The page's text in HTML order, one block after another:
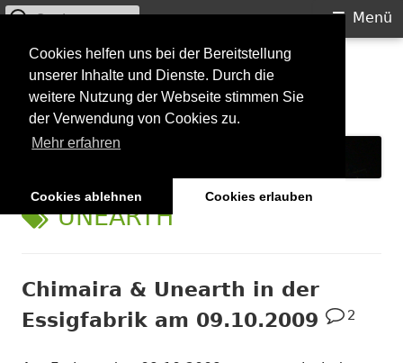
Cookies helfen uns bei der Bereitstellung
unserer Inhalte und Dienste. Durch die
weitere Nutzung der Webseite stimmen Sie
der Verwendung von Cookies zu.
Mehr erfahren
Cookies ablehnen Cookies erlauben
Springe
Inhalt
Starkilla
Konzertberichte und mehr
Primäres
Menü
Menü
Suchen
SCHLAGWORT:
UNEARTH
Chimaira & Unearth in der
Essigfabrik am 09.10.2009
2